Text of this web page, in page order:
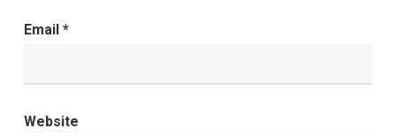
Email *
Website